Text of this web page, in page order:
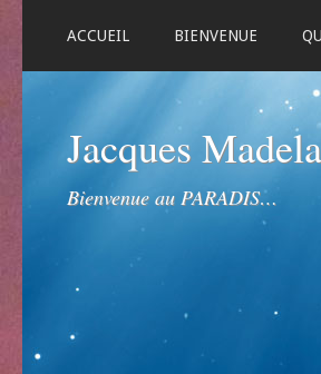
ACCUEIL BIENVENUE
Jacques
Bienvenue au PARADIS…